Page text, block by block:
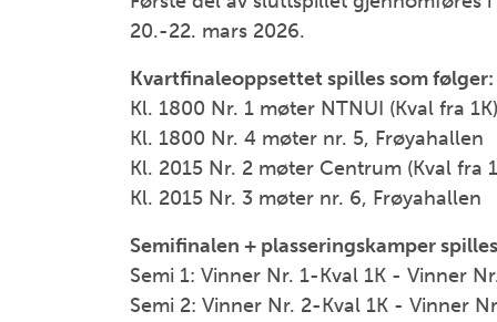
20.-22. mars 2026.
Kvartfinaleoppsettet spilles som følger:
Kl. 1800 Nr. 1 møter NTNUI (Kval fra
Kl. 1800 Nr. 4 møter nr. 5, Frøyahallen
Kl. 2015 Nr. 2 møter Centrum (Kval fra
Kl. 2015 Nr. 3 møter nr. 6, Frøyahallen
Semifinalen + plasseringskamper
Semi 1: Vinner Nr. 1-Kval 1K - Vinner
Semi 2: Vinner Nr. 2-Kval 1K - Vinner